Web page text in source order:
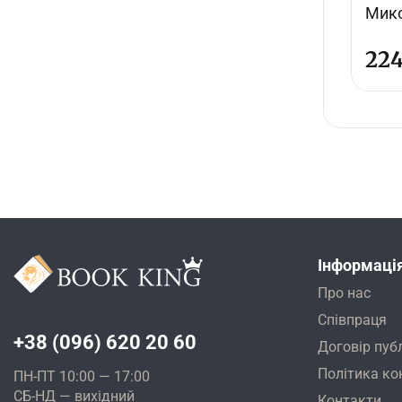
+38 (096) 620 20 60
ПН-ПТ 10:00 — 17:00
СБ-НД — вихідний
Про нас
Співпраця
Договір
Політика